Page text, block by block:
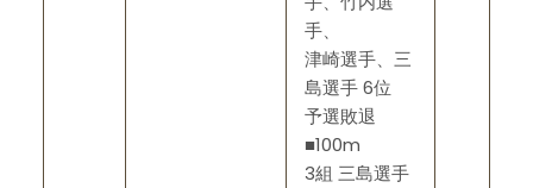
手、
津崎選手、三
島選手 6位
予選敗退
■100m
3組 三島選手